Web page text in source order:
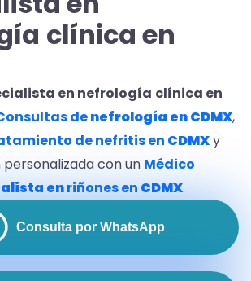
clínica en
en nefrología clínica en
denefrología en CDMX,
de nefritis en CDMXy
con un Médico
enriñones en CDMX.
Consulta por WhatsApp